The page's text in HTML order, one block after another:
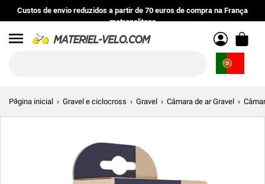
Custos de envio reduzidos a partir de 70 euros de compra na França
metropolitana
Página inicial Gravel e ciclocross Gravel Câmara de ar Gravel